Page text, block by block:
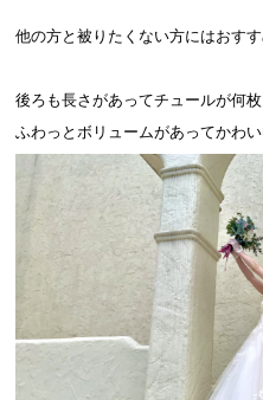
他の方と被りたくない方にはおす
後ろも長さがあってチュールが何
ふわっとボリュームがあってかわい